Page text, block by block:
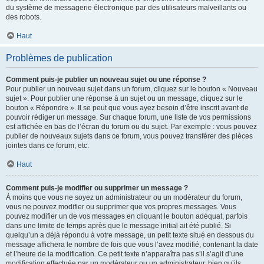
du système de messagerie électronique par des utilisateurs malveillants ou
des robots.
Haut
Problèmes de publication
Comment puis-je publier un nouveau sujet ou une réponse ?
Pour publier un nouveau sujet dans un forum, cliquez sur le bouton « Nouveau
sujet ». Pour publier une réponse à un sujet ou un message, cliquez sur le
bouton « Répondre ». Il se peut que vous ayez besoin d’être inscrit avant de
pouvoir rédiger un message. Sur chaque forum, une liste de vos permissions
est affichée en bas de l’écran du forum ou du sujet. Par exemple : vous pouvez
publier de nouveaux sujets dans ce forum, vous pouvez transférer des pièces
jointes dans ce forum, etc.
Haut
Comment puis-je modifier ou supprimer un message ?
À moins que vous ne soyez un administrateur ou un modérateur du forum,
vous ne pouvez modifier ou supprimer que vos propres messages. Vous
pouvez modifier un de vos messages en cliquant le bouton adéquat, parfois
dans une limite de temps après que le message initial ait été publié. Si
quelqu’un a déjà répondu à votre message, un petit texte situé en dessous du
message affichera le nombre de fois que vous l’avez modifié, contenant la date
et l’heure de la modification. Ce petit texte n’apparaîtra pas s’il s’agit d’une